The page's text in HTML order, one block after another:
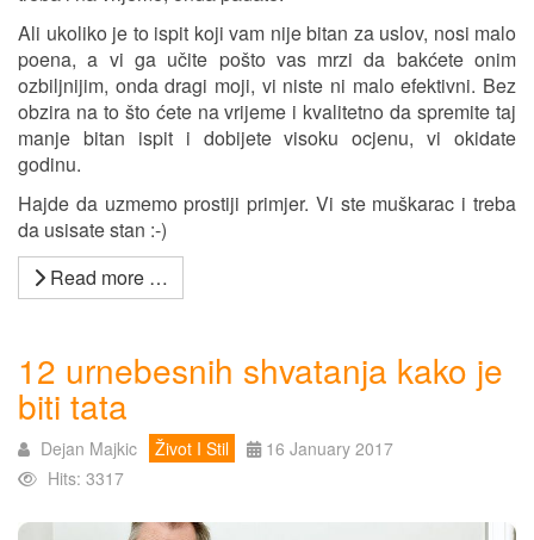
Ali ukoliko je to ispit koji vam nije bitan za uslov, nosi malo
poena, a vi ga učite pošto vas mrzi da bakćete onim
ozbiljnijim, onda dragi moji, vi niste ni malo efektivni. Bez
obzira na to što ćete na vrijeme i kvalitetno da spremite taj
manje bitan ispit i dobijete visoku ocjenu, vi okidate
godinu.
Hajde da uzmemo prostiji primjer. Vi ste muškarac i treba
da usisate stan :-)
Read more …
12 urnebesnih shvatanja kako je
biti tata
Dejan Majkic Život I Stil
16 January 2017
Hits: 3317